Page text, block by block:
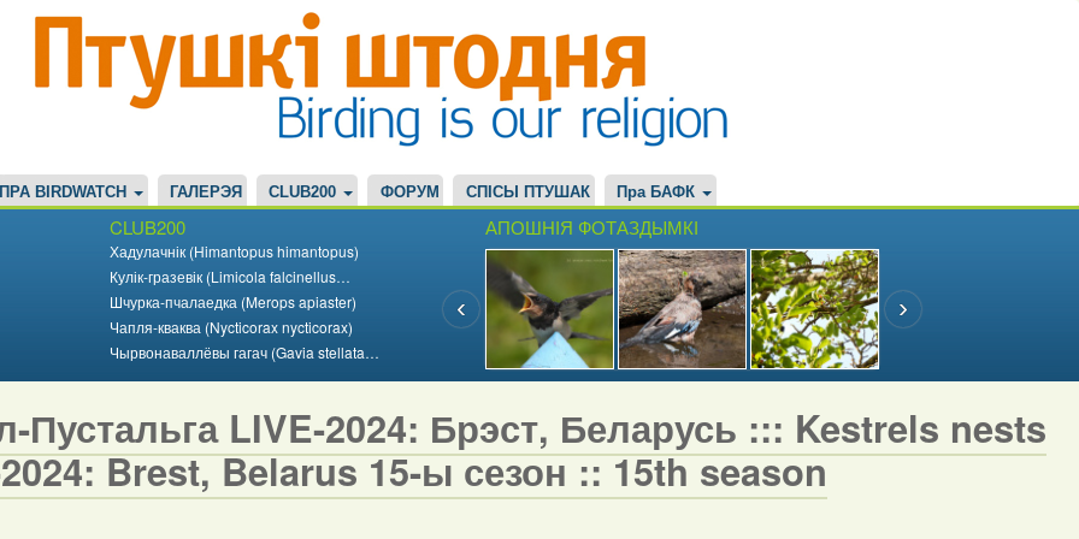
ПРА BIRDWATCH ГАЛЕРЭЯ CLUB200 ФОРУМ СПІСЫ ПТУШАК Пра БАФК
CLUB200
Хадулачнік (Himantopus himantopus)
Кулік-гразевік (Limicola falcinellus…
Шчурка-пчалаедка (Merops apiaster)
Чапля-кваква (Nycticorax nycticorax)
Чырвонаваллёвы гагач (Gavia stellata…
АПОШНІЯ ФОТАЗДЫМКІ
Пустальга LIVE-2024: Брэст, Беларусь ::: Kestrels nests
Brest, Belarus 15-ы сезон :: 15th season